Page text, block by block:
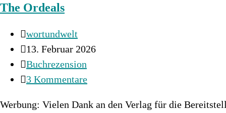
The Ordeals
Beitrags-
Autor:
wortundwelt
Beitrag
veröffentlicht:
13. Februar 2026
Beitrags-
Kategorie:
Buchrezension
Beitrags-
3 Kommentare
Werbung: Vielen Dank an den Verlag für die